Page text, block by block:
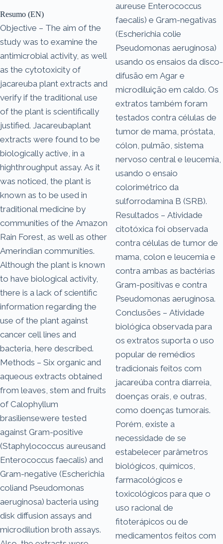
Resumo (EN)
Objective – The aim of the
study was to examine the
antimicrobial activity, as well
as the cytotoxicity of
jacareuba plant extracts and
verify if the traditional use
of the plant is scientifically
justified. Jacareubaplant
extracts were found to be
biologically active, in a
highthroughput assay. As it
was noticed, the plant is
known as to be used in
traditional medicine by
communities of the Amazon
Rain Forest, as well as other
Amerindian communities.
Although the plant is known
to have biological activity,
there is a lack of scientific
information regarding the
use of the plant against
cancer cell lines and
bacteria, here described.
Methods – Six organic and
aqueous extracts obtained
from leaves, stem and fruits
of Calophyllum
brasiliensewere tested
against Gram-positive
(Staphylococcus aureusand
Enterococcus faecalis) and
Gram-negative (Escherichia
coliand Pseudomonas
aeruginosa) bacteria using
disk diffusion assays and
microdilution broth assays.
aureuse Enterococcus
faecalis) e Gram-negativas
(Escherichia colie
Pseudomonas aeruginosa)
usando os ensaios da disco-
difusão em Agar e
microdiluição em caldo. Os
extratos também foram
testados contra células de
tumor de mama, próstata,
cólon, pulmão, sistema
nervoso central e leucemia,
usando o ensaio
colorimétrico da
sulforrodamina B (SRB).
Resultados – Atividade
citotóxica foi observada
contra células de tumor de
mama, colon e leucemia e
contra ambas as bactérias
Gram-positivas e contra
Pseudomonas aeruginosa.
Conclusões – Atividade
biológica observada para
os extratos suporta o uso
popular de remédios
tradicionais feitos com
jacareúba contra diarreia,
doenças orais, e outras,
como doenças tumorais.
Porém, existe a
necessidade de se
estabelecer parâmetros
biológicos, químicos,
farmacológicos e
toxicológicos para que o
uso racional de
fitoterápicos ou de
medicamentos feitos com